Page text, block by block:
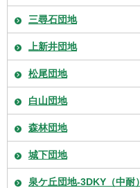
三尋石団地
上新井団地
松尾団地
白山団地
森林団地
城下団地
泉ケ丘団地-3DKY（中耐）